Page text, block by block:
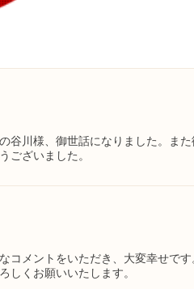
谷川様、御世話になりました。
ございました。
メントをいただき、大変幸せで
しくお願いいたします。